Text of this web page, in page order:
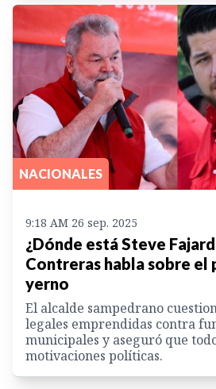
NACIONALES
9:18 AM 26 sep. 2025
¿Dónde está Steve
Contreras habla sobre el
yerno
El alcalde sampedrano
legales emprendidas contra
municipales y aseguró que
motivaciones políticas.